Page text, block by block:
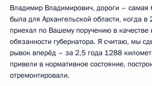
Владимир Владимирович, дороги – самая
была для Архангельской области, когда в
приехал по Вашему поручению в
обязанности губернатора. Я считаю, мы
рывок вперёд – за 2,5 года 1288
привели в нормативное состояние,
отремонтировали.